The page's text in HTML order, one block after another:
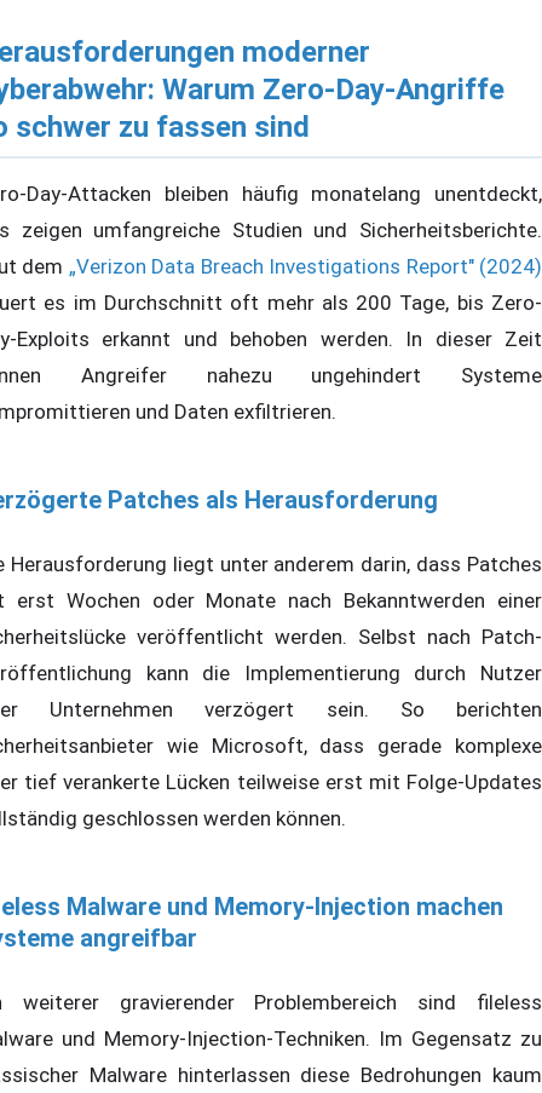
moderner
Warum Zero-Day-Angriffe
schwer zu fassen sind
Day-Attacken bleiben häufig monatelang unentdeckt,
zeigen umfangreiche Studien und Sicherheitsberichte.
dem „Verizon Data Breach Investigations Report" (2024)
es im Durchschnitt oft mehr als 200 Tage, bis Zero-
Exploits erkannt und behoben werden. In dieser Zeit
Angreifer nahezu ungehindert Systeme
und Daten exfiltrieren.
Patches als Herausforderung
Herausforderung liegt unter anderem darin, dass Patches
erst Wochen oder Monate nach Bekanntwerden einer
veröffentlicht werden. Selbst nach Patch-
kann die Implementierung durch Nutzer
Unternehmen verzögert sein. So berichten
wie Microsoft, dass gerade komplexe
tief verankerte Lücken teilweise erst mit Folge-Updates
geschlossen werden können.
Malware und Memory-Injection machen
angreifbar
weiterer gravierender Problembereich sind fileless
und Memory-Injection-Techniken. Im Gegensatz zu
Malware hinterlassen diese Bedrohungen kaum